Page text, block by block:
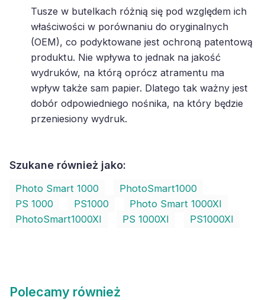
Tusze w butelkach różnią się pod względem ich
właściwości w porównaniu do oryginalnych
(OEM), co podyktowane jest ochroną patentową
produktu. Nie wpływa to jednak na jakość
wydruków, na którą oprócz atramentu ma
wpływ także sam papier. Dlatego tak ważny jest
dobór odpowiedniego nośnika, na który będzie
przeniesiony wydruk.
Szukane również jako:
Photo Smart 1000
PhotoSmart1000
PS 1000
PS1000
Photo Smart 1000XI
PhotoSmart1000XI
PS 1000XI PS1000XI
Polecamy również